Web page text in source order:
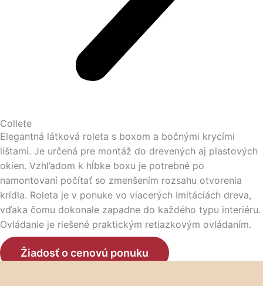
Collete
Elegantná látková roleta s boxom a bočnými krycími
lištami. Je určená pre montáž do drevených aj plastových
okien. Vzhl’adom k hĺbke boxu je potrebné po
namontovaní počítať so zmenšením rozsahu otvorenia
krídla. Roleta je v ponuke vo viacerých Imitáciách dreva,
vďaka čomu dokonale zapadne do každého typu interiéru.
Ovládanie je riešené praktickým retiazkovým ovládaním.
Žiadosť o cenovú ponuku